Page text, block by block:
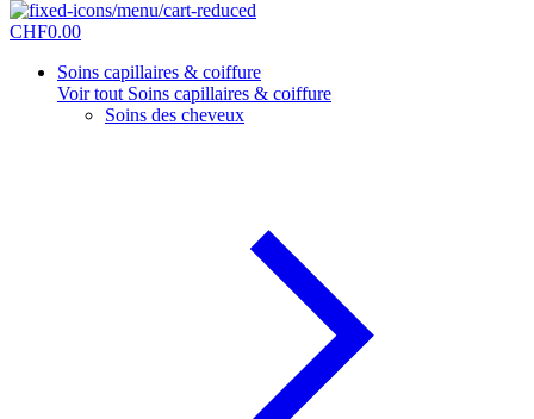
CHF0.00
Soins capillaires & coiffure
Voir tout Soins capillaires & coiffure
Soins des cheveux